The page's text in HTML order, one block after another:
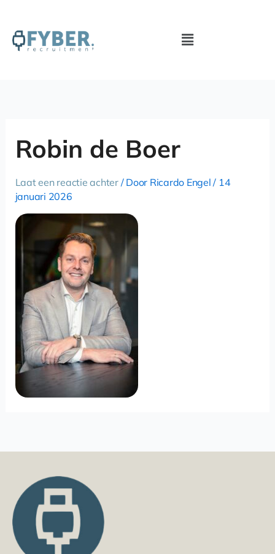
Menu
Robin de Boer
Laat een reactie achter / Door Ricardo Engel/ 14
januari 2026